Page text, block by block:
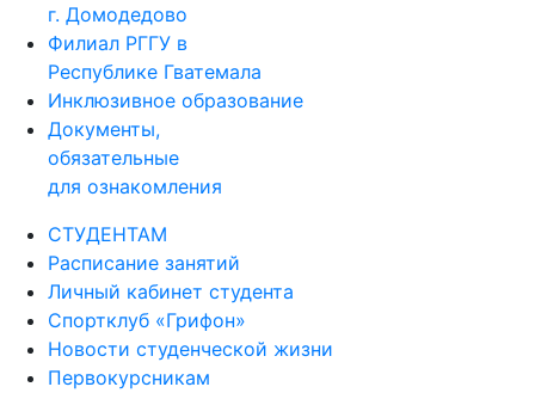
г. Домодедово
Филиал РГГУ в
Республике Гватемала
Инклюзивное образование
Документы,
обязательные
для ознакомления
СТУДЕНТАМ
Расписание занятий
Личный кабинет студента
Спортклуб «Грифон»
Новости студенческой жизни
Первокурсникам